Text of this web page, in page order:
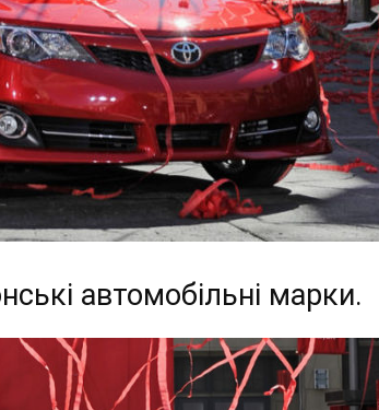
автомобільні марки.